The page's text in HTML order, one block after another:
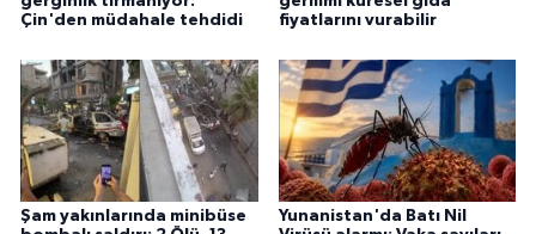
Çin'den müdahale tehdidi
fiyatlarını vurabilir
Şam yakınlarında minibüse
Yunanistan'da Batı Nil